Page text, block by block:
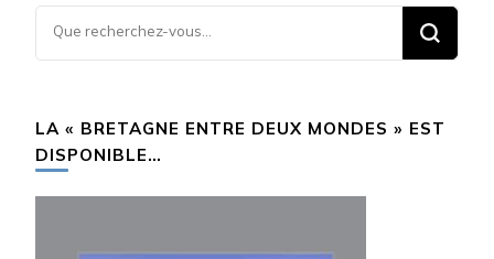
Vous
LA « BRETAGNE ENTRE DEUX MONDES » EST
DISPONIBLE…